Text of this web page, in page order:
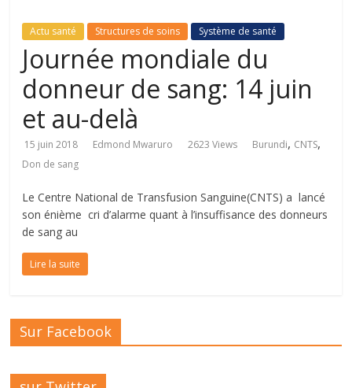
Actu santé Structures de soins Système de santé
Journée mondiale du
donneur de sang: 14 juin
et au-delà
15 juin 2018 Edmond Mwaruro 2623 Views Burundi, CNTS,
Don de sang
Le Centre National de Transfusion Sanguine(CNTS) a lancé
son énième cri d’alarme quant à l’insuffisance des donneurs
de sang au
Lire la suite
Sur Facebook